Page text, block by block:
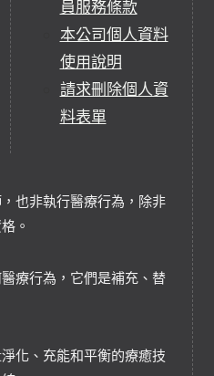
員服務條款
本公司個人資料
使用說明
請求刪除個人資
料表單
也非執行醫療行為，除非
。
療行為，它們是補充、替
化、充能和平衡的療癒技